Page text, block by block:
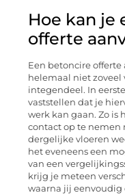
Hoe kan je
offerte
Een betoncire
helemaal niet zoveel
integendeel. In
vaststellen dat je
werk kan gaan. Zo
contact op te nemen
dergelijke vloeren
het eveneens een
van een
krijg je meteen
waarna jij eenvoudig